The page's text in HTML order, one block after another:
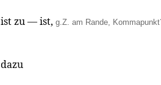
ist zu — ist, g.Z. am Rande,
dazu